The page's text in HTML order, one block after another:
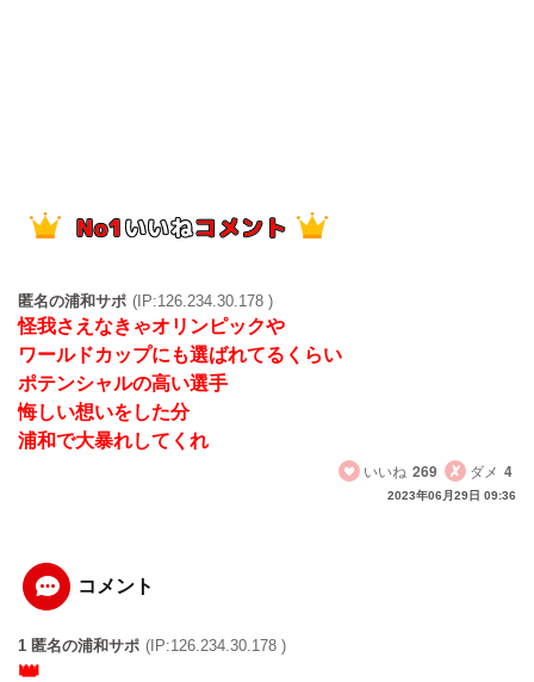
匿名の浦和サポ (IP:126.234.30.178 )
怪我さえなきゃオリンピックや
ワールドカップにも選ばれてるくらい
ポテンシャルの高い選手
悔しい想いをした分
浦和で大暴れしてくれ
いいね 269 ダメ 4
2023年06月29日 09:36
コメント
1 匿名の浦和サポ (IP:126.234.30.178 )